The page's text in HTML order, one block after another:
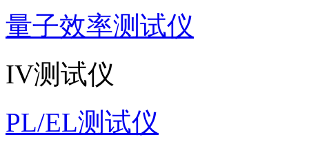
量子效率测试仪
IV测试仪
PL/EL测试仪